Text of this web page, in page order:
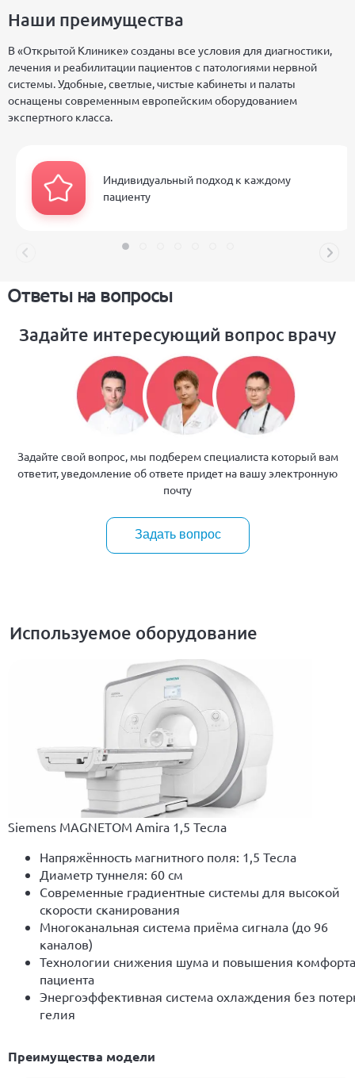
Ответы на вопросы
Задайте интересующий вопрос врачу
Задайте свой вопрос, мы подберем специалиста который вам
ответит, уведомление об ответе придет на вашу электронную
почту
Задать вопрос
Используемое оборудование
Siemens MAGNETOM Amira 1,5 Тесла
Напряжённость магнитного поля: 1,5 Тесла
Диаметр туннеля: 60 см
Современные градиентные системы для высокой
скорости сканирования
Многоканальная система приёма сигнала (до 96
каналов)
Технологии снижения шума и повышения комфорта
пациента
Энергоэффективная система охлаждения без
гелия
Преимущества модели
Наши преимущества
В «Открытой Клинике» созданы все условия для диагностики,
лечения и реабилитации пациентов с патологиями нервной
системы. Удобные, светлые, чистые кабинеты и палаты
оснащены современным европейским оборудованием
экспертного класса.
Индивидуальный подход к каждому
пациенту